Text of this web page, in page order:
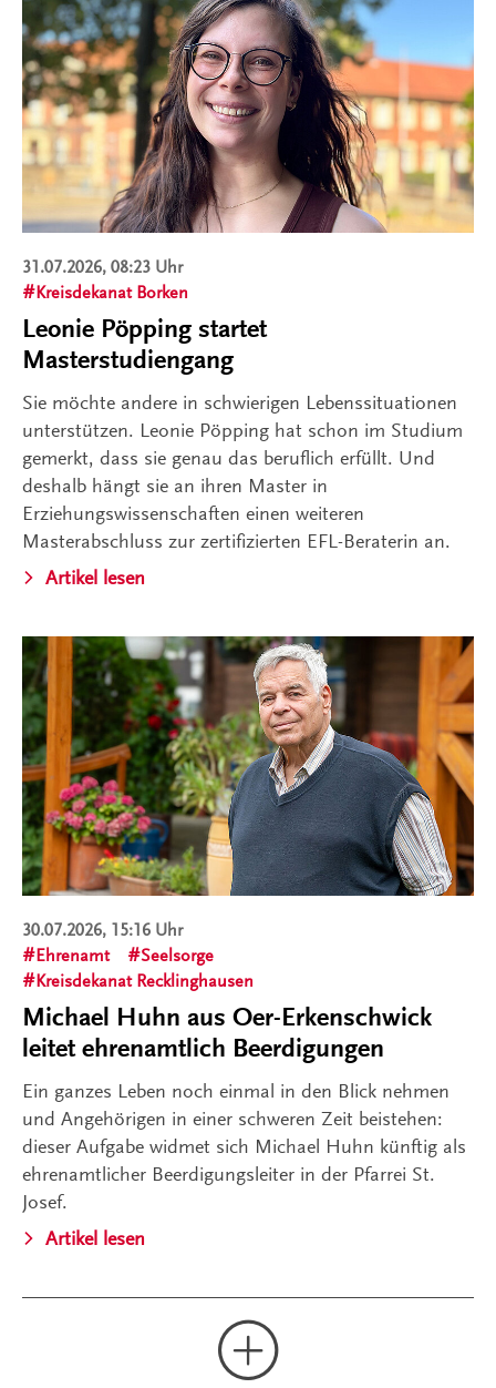
31.07.2026, 08:23 Uhr
Kreisdekanat Borken
Leonie Pöpping startet
Masterstudiengang
Sie möchte andere in schwierigen Lebenssituationen
unterstützen. Leonie Pöpping hat schon im Studium
gemerkt, dass sie genau das beruflich erfüllt. Und
deshalb hängt sie an ihren Master in
Erziehungswissenschaften einen weiteren
Masterabschluss zur zertifizierten EFL-Beraterin an.
Artikel lesen
30.07.2026, 15:16 Uhr
Ehrenamt
Seelsorge
Kreisdekanat Recklinghausen
Michael Huhn aus Oer-Erkenschwick
leitet ehrenamtlich Beerdigungen
Ein ganzes Leben noch einmal in den Blick nehmen
und Angehörigen in einer schweren Zeit beistehen:
dieser Aufgabe widmet sich Michael Huhn künftig als
ehrenamtlicher Beerdigungsleiter in der Pfarrei St.
Josef.
Artikel lesen